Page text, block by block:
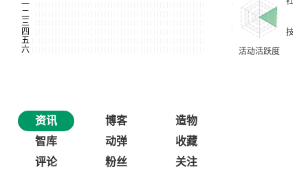
资讯 博客
造物
智库
动弹
收藏
评论
粉丝 关注